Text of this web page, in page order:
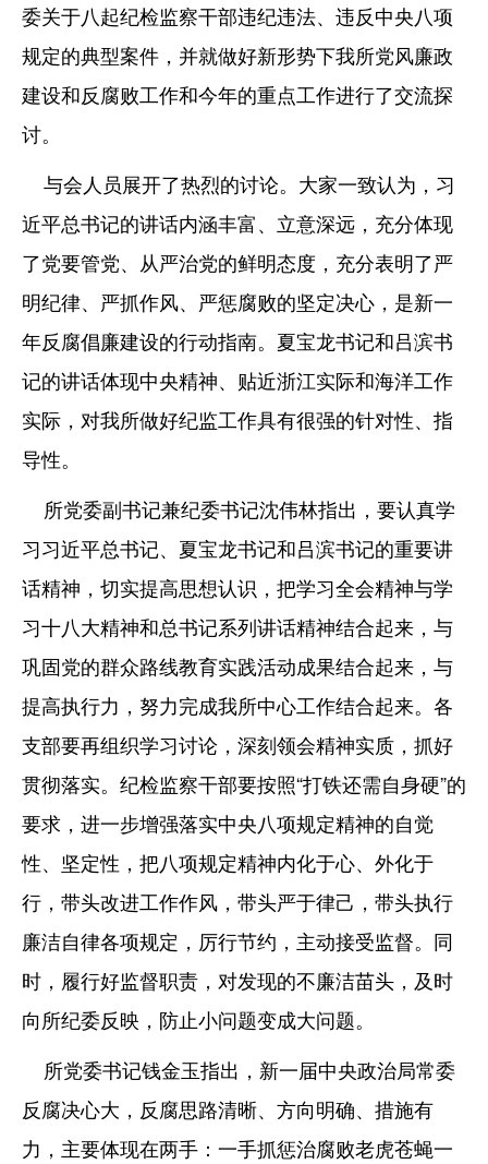
委关于八起纪检监察干部违纪违法、违反中央八项
规定的典型案件，并就做好新形势下我所党风廉政
建设和反腐败工作和今年的重点工作进行了交流探
讨。
与会人员展开了热烈的讨论。大家一致认为，习
近平总书记的讲话内涵丰富、立意深远，充分体现
了党要管党、从严治党的鲜明态度，充分表明了严
明纪律、严抓作风、严惩腐败的坚定决心，是新一
年反腐倡廉建设的行动指南。夏宝龙书记和吕滨书
记的讲话体现中央精神、贴近浙江实际和海洋工作
实际，对我所做好纪监工作具有很强的针对性、指
导性。
所党委副书记兼纪委书记沈伟林指出，要认真学
习习近平总书记、夏宝龙书记和吕滨书记的重要讲
话精神，切实提高思想认识，把学习全会精神与学
习十八大精神和总书记系列讲话精神结合起来，与
巩固党的群众路线教育实践活动成果结合起来，与
提高执行力，努力完成我所中心工作结合起来。各
支部要再组织学习讨论，深刻领会精神实质，抓好
贯彻落实。纪检监察干部要按照“打铁还需自身硬”的
要求，进一步增强落实中央八项规定精神的自觉
性、坚定性，把八项规定精神内化于心、外化于
行，带头改进工作作风，带头严于律己，带头执行
廉洁自律各项规定，厉行节约，主动接受监督。同
时，履行好监督职责，对发现的不廉洁苗头，及时
向所纪委反映，防止小问题变成大问题。
所党委书记钱金玉指出，新一届中央政治局常委
反腐决心大，反腐思路清晰、方向明确、措施有
力，主要体现在两手：一手抓惩治腐败老虎苍蝇一